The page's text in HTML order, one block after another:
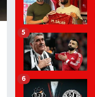
5
6